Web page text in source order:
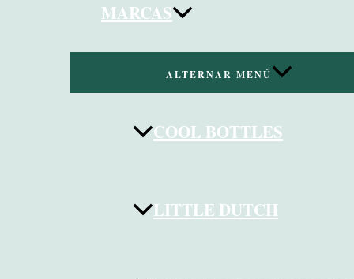
MARCAS
ALTERNAR MENÚ
COOL BOTTLES
LITTLE DUTCH